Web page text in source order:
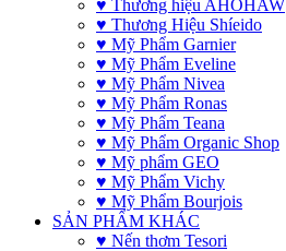
♥ Thương hiệu AHOHAW
♥ Thương Hiệu Shíeido
♥ Mỹ Phẩm Garnier
♥ Mỹ Phẩm Eveline
♥ Mỹ Phẩm Nivea
♥ Mỹ Phẩm Ronas
♥ Mỹ Phẩm Teana
♥ Mỹ Phẩm Organic Shop
♥ Mỹ phẩm GEO
♥ Mỹ Phẩm Vichy
♥ Mỹ Phẩm Bourjois
SẢN PHẨM KHÁC
♥ Nến thơm Tesori